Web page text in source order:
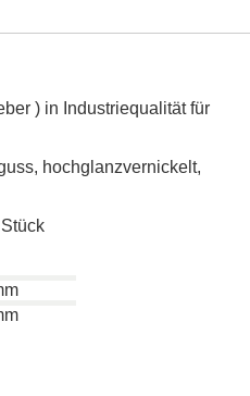
) in Industriequalität für
hochglanzvernickelt,